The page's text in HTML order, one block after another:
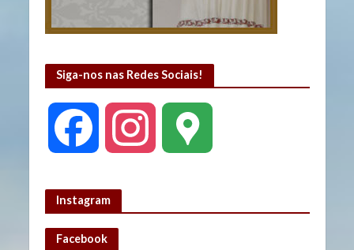
Siga-nos nas Redes Sociais!
c
Instagram
Facebook